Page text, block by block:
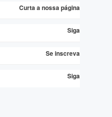
Curta a nossa página
Siga
Se inscreva
Siga